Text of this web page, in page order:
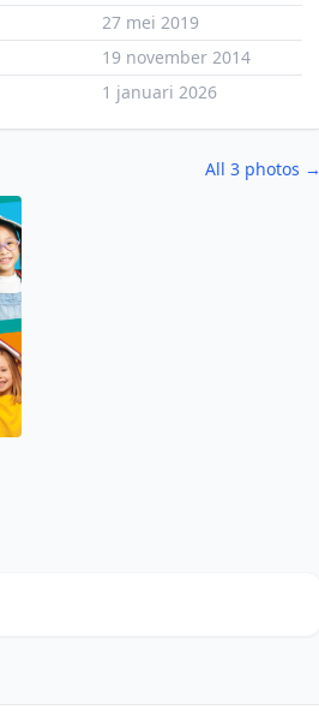
27 mei 2019
19 november 2014
1 januari 2026
All 3 photos →